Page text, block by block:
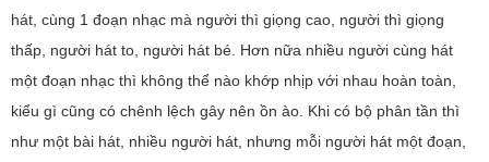
hát, cùng 1 đoạn nhạc mà người thì giọng cao, người thì giọng
thấp, người hát to, người hát bé. Hơn nữa nhiều người cùng hát
một đoạn nhạc thì không thể nào khớp nhịp với nhau hoàn toàn,
kiểu gì cũng có chênh lệch gây nên ồn ào. Khi có bộ phân tần thì
như một bài hát, nhiều người hát, nhưng mỗi người hát một đoạn,